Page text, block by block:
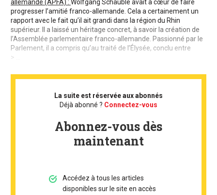
allemande (APFA) : Wolfgang Schäuble avait à cœur de faire
progresser l’amitié franco-allemande. Cela a certainement un
rapport avec le fait qu’il ait grandi dans la région du Rhin
supérieur. Il a laissé un héritage concret, à savoir la création de
l’Assemblée parlementaire franco-allemande. Passionné par le
Parlement, il a compris qu’au traité de l’Élysée, conclu entre
> ...
La suite est réservée aux abonnés
Déjà abonné ? Connectez-vous
Abonnez-vous dès
maintenant
Accédez à tous les articles
disponibles sur le site en accès